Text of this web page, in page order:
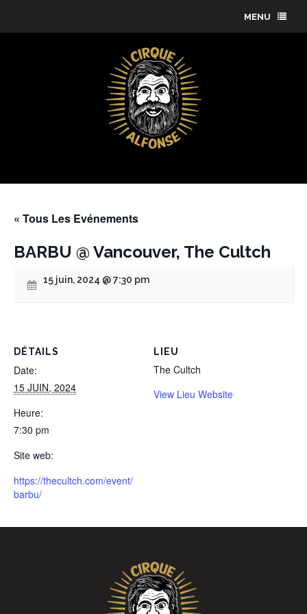
MENU
« Tous Les Evénements
BARBU @ Vancouver, The Cultch
15 juin, 2024 @ 7:30 pm
DÉTAILS
Date:
15 JUIN, 2024
Heure:
7:30 pm
Site web:
https://thecultch.com/event/
barbu/
LIEU
The Cultch
View Lieu Website